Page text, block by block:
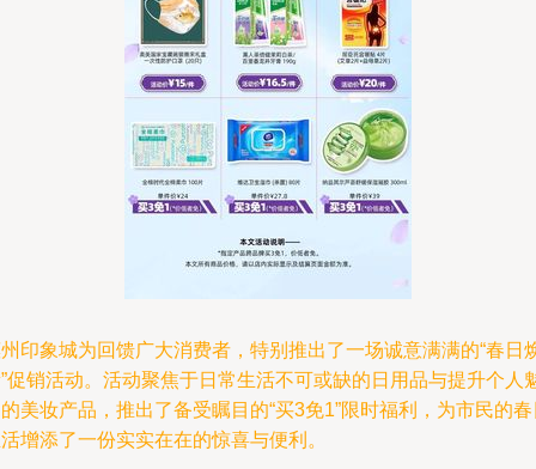
印象城为回馈广大消费者，特别推出了一场诚意满满的“春日
促销活动。活动聚焦于日常生活不可或缺的日用品与提升个人
美妆产品，推出了备受瞩目的“买3免1”限时福利，为市民的
增添了一份实实在在的惊喜与便利。